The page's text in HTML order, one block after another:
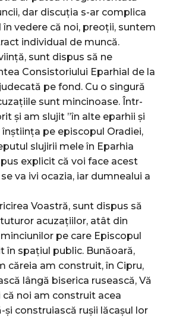
dar discuția s-ar complica
vedere că noi, preoții, suntem
individual de muncă.
sunt dispus să ne
Consistoriului Eparhial de la
pe fond. Cu o singură
sunt mincinoase. Într-
și am slujit ”în alte eparhii și
înștiința pe episcopul Oradiei,
slujirii mele în Eparhia
explicit că voi face acest
va ivi ocazia, iar dumnealui a
Voastră, sunt dispus să
acuzațiilor, atât din
pe care Episcopul
în spațiul public. Bunăoară,
căreia am construit, în Cipru,
lângă biserica rusească, Vă
noi am construit acea
și construiască rușii lăcașul lor